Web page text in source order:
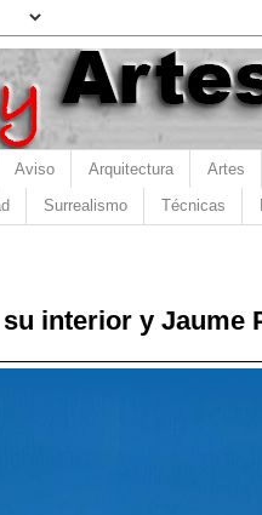
Aviso Arquitectura Artes
Surrealismo Técnicas
interior y Jaume